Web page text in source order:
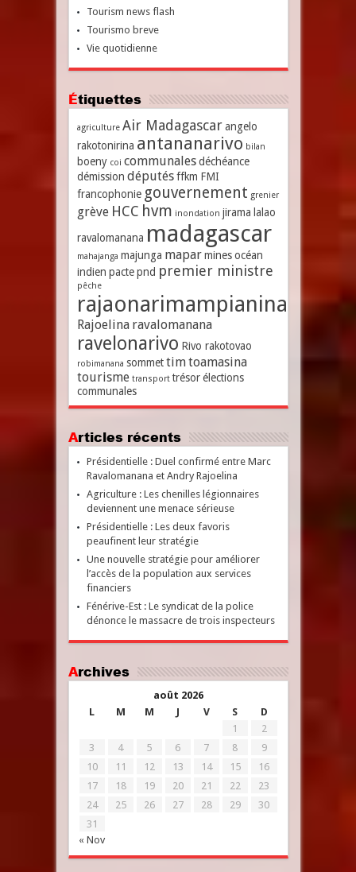
Tourism news flash
Tourismo breve
Vie quotidienne
Étiquettes
agriculture Air Madagascar angelo
rakotonirina antananarivo bilan
boeny coi communales déchéance
démission députés ffkm FMI
francophonie gouvernement grenier
grève HCC hvm inondation jirama lalao
ravalomanana madagascar
mahajanga majunga mapar mines océan
indien pacte pnd premier ministre
pêche
rajaonarimampianina
Rajoelina ravalomanana
ravelonarivo Rivo rakotovao
robimanana sommet timtoamasina
tourisme transport trésor élections
communales
Articles récents
Présidentielle : Duel confirmé entre Marc
Ravalomanana et Andry Rajoelina
Agriculture : Les chenilles légionnaires
deviennent une menace sérieuse
Présidentielle : Les deux favoris
peaufinent leur stratégie
Une nouvelle stratégie pour améliorer
l’accès de la population aux services
financiers
Fénérive-Est : Le syndicat de la police
dénonce le massacre de trois inspecteurs
Archives
août 2026
L
M M J V S D
« Nov
1
2
3
4 5 6 7 8
9
10
11 12 13 14 15
16
17
18 19 20 21 22
23
24
25 26 27 28 29
30
31